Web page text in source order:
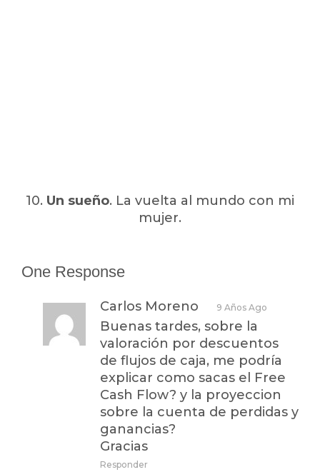
10. Un sueño. La vuelta al mundo con mi
mujer.
One Response
Carlos Moreno 9 Años Ago
Buenas tardes, sobre la
valoración por descuentos
de flujos de caja, me podría
explicar como sacas el Free
Cash Flow? y la proyeccion
sobre la cuenta de perdidas y
ganancias?
Gracias
Responder